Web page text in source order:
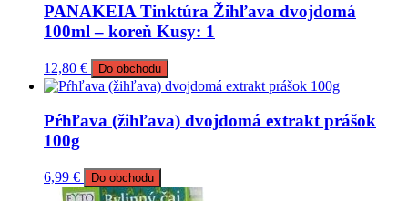
PANAKEIA Tinktúra Žihľava dvojdomá
100ml – koreň Kusy: 1
12,80 € Do obchodu
Pŕhľava (žihľava) dvojdomá extrakt prášok
100g
6,99 € Do obchodu